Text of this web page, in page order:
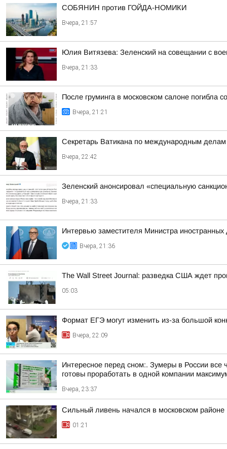
СОБЯНИН против ГОЙДА-НОМИКИ
Вчера, 21:57
Юлия Витязева: Зеленский на совещании с
Вчера, 21:33
После груминга в московском салоне погибла
Вчера, 21:21
Секретарь Ватикана по международным делам
Вчера, 22:42
Зеленский анонсировал «специальную
Вчера, 21:33
Интервью заместителя Министра
Вчера, 21:36
The Wall Street Journal: разведка США ждет
05:03
Формат ЕГЭ могут изменить из-за большой
Вчера, 22:09
Интересное перед сном:. Зумеры в России все
готовы проработать в одной компании
Вчера, 23:37
Сильный ливень начался в московском
01:21